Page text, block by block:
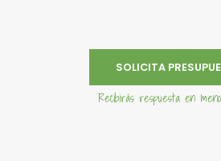
SOLICITA
Recibirás respuesta en